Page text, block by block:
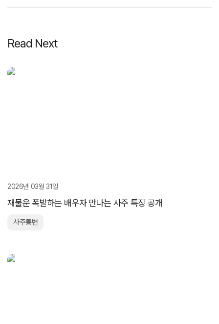
Read Next
2026년 03월 31일
재물운 폭발하는 배우자 만나는 사주 특징 공개
사주통변